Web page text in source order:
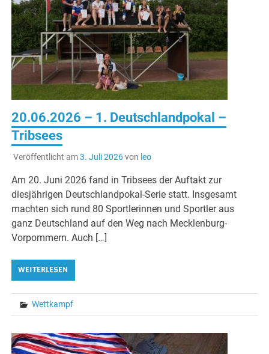
20.06.2026 – 1. Deutschlandpokal –
Tribsees
Veröffentlicht am3. Juli 2026von leo
Am 20. Juni 2026 fand in Tribsees der Auftakt zur
diesjährigen Deutschlandpokal-Serie statt. Insgesamt
machten sich rund 80 Sportlerinnen und Sportler aus
ganz Deutschland auf den Weg nach Mecklenburg-
Vorpommern. Auch […]
WEITERLESEN
Wettkampf